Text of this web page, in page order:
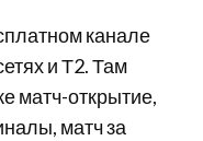
канале
и Т2. Там
матч-открытие,
матч за